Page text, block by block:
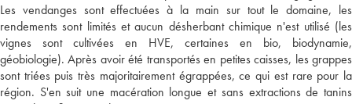
Les vendanges sont effectuées à la main sur tout le domaine, les
rendements sont limités et aucun désherbant chimique n'est utilisé (les
vignes sont cultivées en HVE, certaines en bio, biodynamie,
géobiologie). Après avoir été transportés en petites caisses, les grappes
sont triées puis très majoritairement égrappées, ce qui est rare pour la
région. S'en suit une macération longue et sans extractions de tanins